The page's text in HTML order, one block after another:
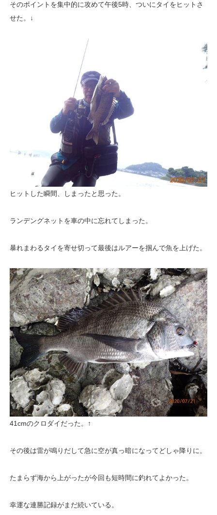
そのポイントを集中的に攻めて午後5時、ついにタイをヒットさ
せた。↓
ヒットした瞬間、しまったと思った。
ランデングネットを車の中に忘れてしまった。
暴れまわるタイを寄せ切って最後はルアーを掴んで魚を上げた。
41cmのクロダイだった。↑
その後は雷が鳴りだして急に空が真っ暗になってどしゃ降りに。
たまらず海から上がったが今回も短時間に釣れてよかった。
幸運な連勝記録がまだ続いている。